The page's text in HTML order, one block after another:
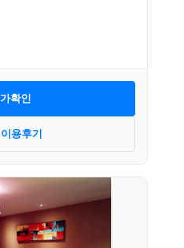
확인
용후기